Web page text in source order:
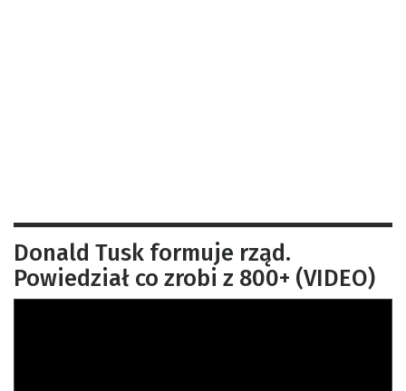
Donald Tusk formuje rząd.
Powiedział co zrobi z 800+ (VIDEO)